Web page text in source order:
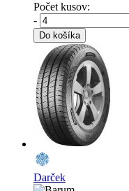
Počet kusov:
-
Do košíka
Darček